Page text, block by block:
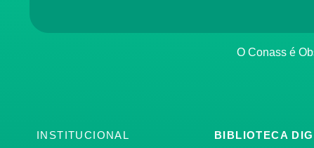
O Conass é
INSTITUCIONAL BIBLIOTECA